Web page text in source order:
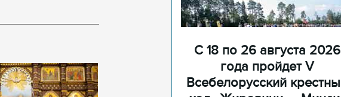
С 18 по 26 августа 2026
года пройдет V
Всебелорусский